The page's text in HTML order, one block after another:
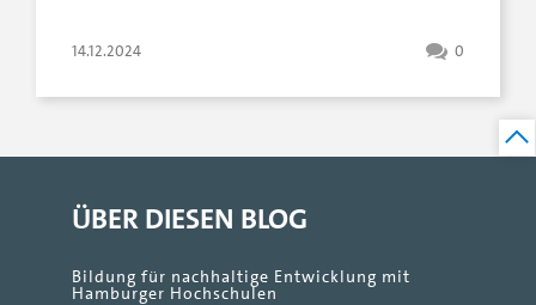
14.12.2024 0
ÜBER DIESEN BLOG
Bildung für nachhaltige Entwicklung mit
Hamburger Hochschulen